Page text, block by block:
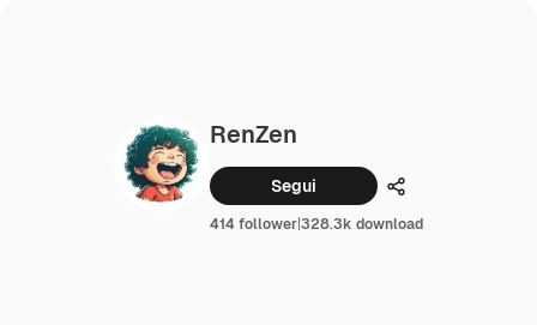
RenZen
Segui Condividi
414 follower|328.3k download